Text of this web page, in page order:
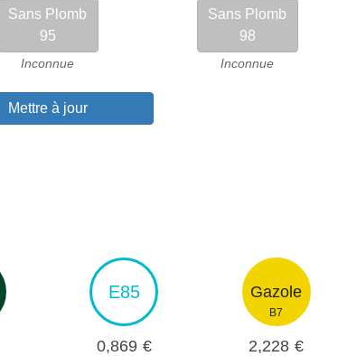
Sans Plomb
95
Inconnue
Sans Plomb
98
Inconnue
Mettre à jour
E85
0,869 €
Gazole
B7
2,228 €